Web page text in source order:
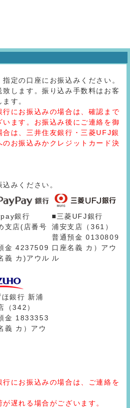
定の口座にお振込みください。
します。振り込み手数料はお客
す。
にお振込みの場合は、確認まで
ます。お振込み後にご連絡を御
は、三井住友銀行・三菱UFJ銀
お振込みかクレジットカード決
みください。
銀行
支店(店番号
金 4237509
義 カ)アウル
■三菱UFJ銀行
浦安支店（361）
普通預金 0130809
口座名義 カ）アウ
ル
銀行 新浦
（342）
金 1833353
義 カ）アウ
にお振込みの場合は、ご連絡を
遅れる場合がございます。